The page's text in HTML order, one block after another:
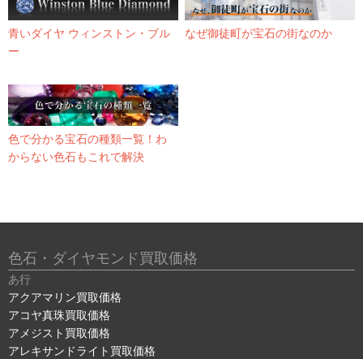
青いダイヤ ウィンストン・ブル
ー
なぜ御徒町が宝石の街なのか
色で分かる宝石の種類一覧！わ
からない色石もこれで解決
色石・ダイヤモンド買取価格
あ行
アクアマリン買取価格
アコヤ真珠買取価格
アメジスト買取価格
アレキサンドライト買取価格